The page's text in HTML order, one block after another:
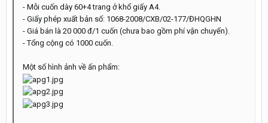
- Mỗi cuốn dày 60+4 trang ở khổ giấy A4.
- Giấy phép xuất bản số: 1068-2008/CXB/02-177/ĐHQGHN
- Giá bán là 20 000 đ/1 cuốn (chưa bao gồm phí vận chuyển).
- Tổng cộng có 1000 cuốn.
Một số hình ảnh về ấn phẩm: